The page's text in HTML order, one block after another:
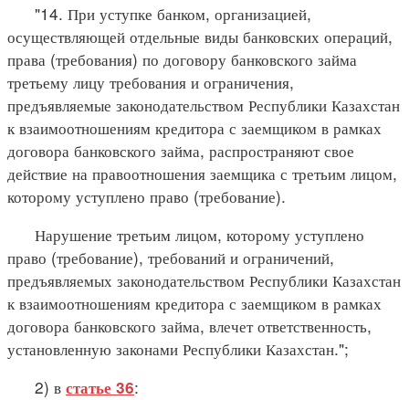
"14. При уступке банком, организацией,
осуществляющей отдельные виды банковских операций,
права (требования) по договору банковского займа
третьему лицу требования и ограничения,
предъявляемые законодательством Республики Казахстан
к взаимоотношениям кредитора с заемщиком в рамках
договора банковского займа, распространяют свое
действие на правоотношения заемщика с третьим лицом,
которому уступлено право (требование).
Нарушение третьим лицом, которому уступлено
право (требование), требований и ограничений,
предъявляемых законодательством Республики Казахстан
к взаимоотношениям кредитора с заемщиком в рамках
договора банковского займа, влечет ответственность,
установленную законами Республики Казахстан.";
2) в статье 36: